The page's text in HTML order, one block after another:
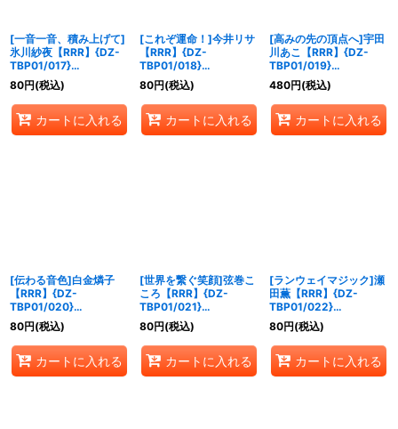
[一音一音、積み上げて]
氷川紗夜【RRR】{DZ-
TBP01/017}
《BanGDream!》
80円(税込)
カートに入れる
[これぞ運命！]今井リサ
【RRR】{DZ-
TBP01/018}
《BanGDream!》
80円(税込)
カートに入れる
[高みの先の頂点へ]宇田
川あこ【RRR】{DZ-
TBP01/019}
《BanGDream!》
480円(税込)
カートに入れる
[伝わる音色]白金燐子
【RRR】{DZ-
TBP01/020}
《BanGDream!》
80円(税込)
カートに入れる
[世界を繋ぐ笑顔]弦巻こ
ころ【RRR】{DZ-
TBP01/021}
《BanGDream!》
80円(税込)
カートに入れる
[ランウェイマジック]瀬
田薫【RRR】{DZ-
TBP01/022}
《BanGDream!》
80円(税込)
カートに入れる